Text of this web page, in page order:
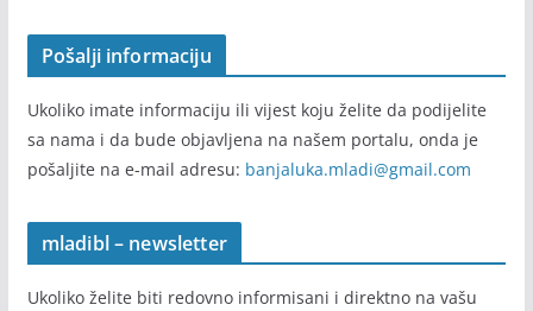
Pošalji informaciju
Ukoliko imate informaciju ili vijest koju želite da podijelite
sa nama i da bude objavljena na našem portalu, onda je
pošaljite na e-mail adresu: banjaluka.mladi@gmail.com
mladibl – newsletter
Ukoliko želite biti redovno informisani i direktno na vašu